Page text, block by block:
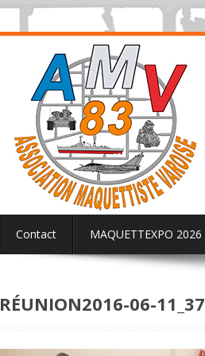
Contact MAQUETTEXPO 2026
RÉUNION2016-06-11_37